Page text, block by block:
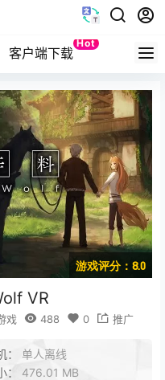
客户端下载
Hot
Quest
游戏评分：8.0
VR
戏 488 0 推广
： 单人离线
： 476.01 MB